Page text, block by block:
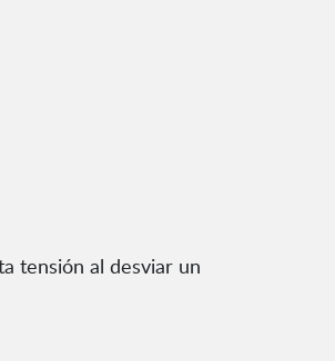
tensión al desviar un